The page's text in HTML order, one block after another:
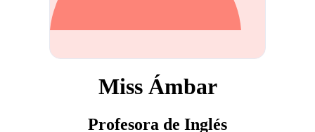
Miss Ámbar
Profesora de Inglés